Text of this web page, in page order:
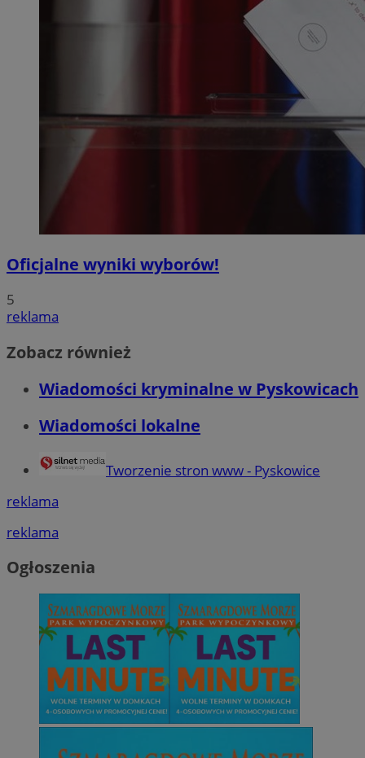
Oficjalne wyniki wyborów!
5
reklama
Zobacz również
Wiadomości kryminalne w Pyskowicach
Wiadomości lokalne
Tworzenie stron www - Pyskowice
reklama
reklama
Ogłoszenia